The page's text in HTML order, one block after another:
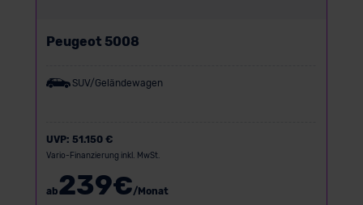
Peugeot 5008
SUV/Geländewagen
UVP: 51.150 €
Vario-Finanzierung inkl. MwSt.
ab239€/Monat